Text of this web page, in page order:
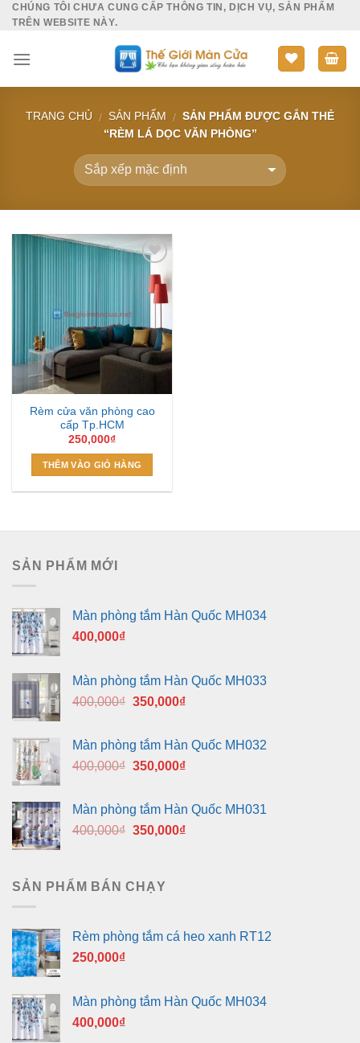
SkipCHÚNG TÔI CHƯA CUNG CẤP THÔNG TIN, DỊCH VỤ, SẢN PHẨM
TRÊN WEBSITE NÀY.
TRANG CHỦ / SẢN PHẨM / SẢN PHẨM ĐƯỢC GẮN THẺ
“RÈM LÁ DỌC VĂN PHÒNG”
Add to
Wishlist
Rèm cửa văn phòng cao
cấp Tp.HCM
250,000₫
THÊM VÀO GIỎ HÀNG
SẢN PHẨM MỚI
Màn phòng tắm Hàn Quốc MH034
400,000₫
Màn phòng tắm Hàn Quốc MH033
400,000₫ Giá
400,000₫.
350,000₫Giá
là:
350,000₫.
Màn phòng tắm Hàn Quốc MH032
400,000₫ Giá
400,000₫.
350,000₫Giá
là:
350,000₫.
Màn phòng tắm Hàn Quốc MH031
400,000₫ Giá
400,000₫.
350,000₫Giá
SẢN PHẨM BÁN CHẠY
Rèm phòng tắm cá heo xanh RT12
250,000₫
Màn phòng tắm Hàn Quốc MH034
400,000₫